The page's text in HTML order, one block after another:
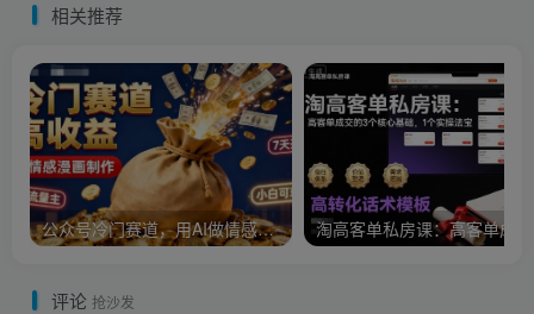
相关推荐
公众号冷门赛道，用AI做情感漫画，7天开通流量主，操作简单，小白可玩
评论 抢沙发